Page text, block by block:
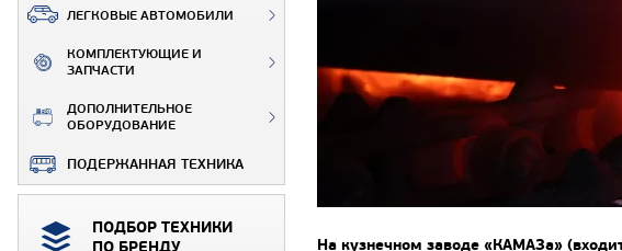
ЛЕГКОВЫЕ АВТОМОБИЛИ
КОМПЛЕКТУЮЩИЕ И
ЗАПЧАСТИ
ДОПОЛНИТЕЛЬНОЕ
ОБОРУДОВАНИЕ
ПОДЕРЖАННАЯ ТЕХНИКА
ПОДБОР ТЕХНИКИ
ПО БРЕНДУ
На кузнечном заводе «КАМАЗа»